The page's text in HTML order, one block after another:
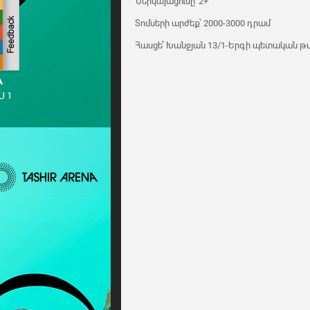
Տոմսերի արժեք՝ 2000-3000 դրամ
Հասցե՝ Խանջյան 13/1-Երգի պետական